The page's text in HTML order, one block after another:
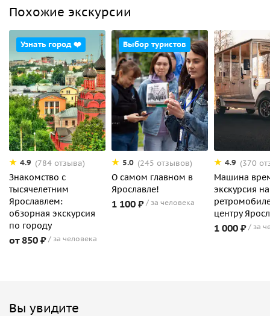
Похожие экскурсии
Узнать город ❤️
4.9 (784 отзыва)
Знакомство с
тысячелетним
Ярославлем:
обзорная экскурсия
по городу
от 850 ₽ за человека
Выбор туристов
5.0 (245 отзывов)
О самом главном в
Ярославле!
1 100 ₽ за человека
4.9 (370
Машина
экскурсия на
центру
1 000 ₽ за
Вы увидите